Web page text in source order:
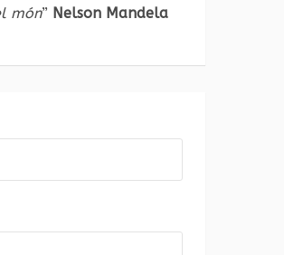
món” Nelson Mandela